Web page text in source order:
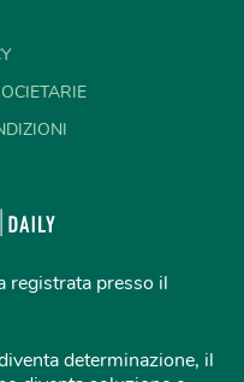
registrata presso il
determinazione, il